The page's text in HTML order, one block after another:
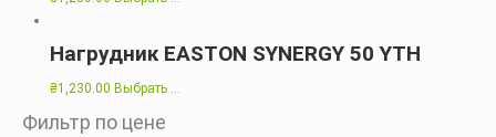
Нагрудник EASTON SYNERGY 50 YTH
₴1,230.00 Выбрать ...
Фильтр по цене